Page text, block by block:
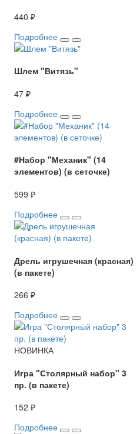
440 ₽
Подробнее
Шлем "Витязь"
47 ₽
Подробнее
#Набор "Механик" (14
элементов) (в сеточке)
599 ₽
Подробнее
Дрель игрушечная (красная)
(в пакете)
266 ₽
Подробнее
НОВИНКА
Игра "Столярный набор" 3
пр. (в пакете)
152 ₽
Подробнее